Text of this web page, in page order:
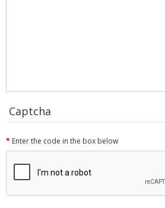
Captcha
Enter the code in the box below